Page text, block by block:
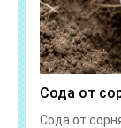
Сода от
Сода от